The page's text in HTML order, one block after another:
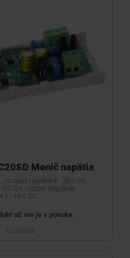
Menič napätia
napätie 8 - 28 V DC,
2A, rozsah regulácie
- 19 V DC
už nie je v ponuke.
DC/DC20SD